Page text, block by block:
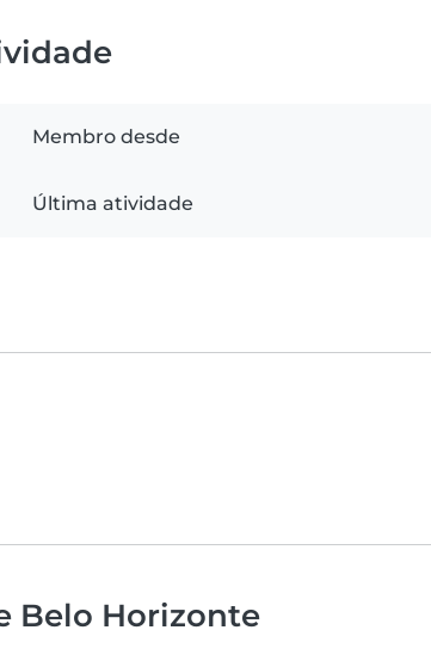
Membro desde
Última atividade
Belo Horizonte